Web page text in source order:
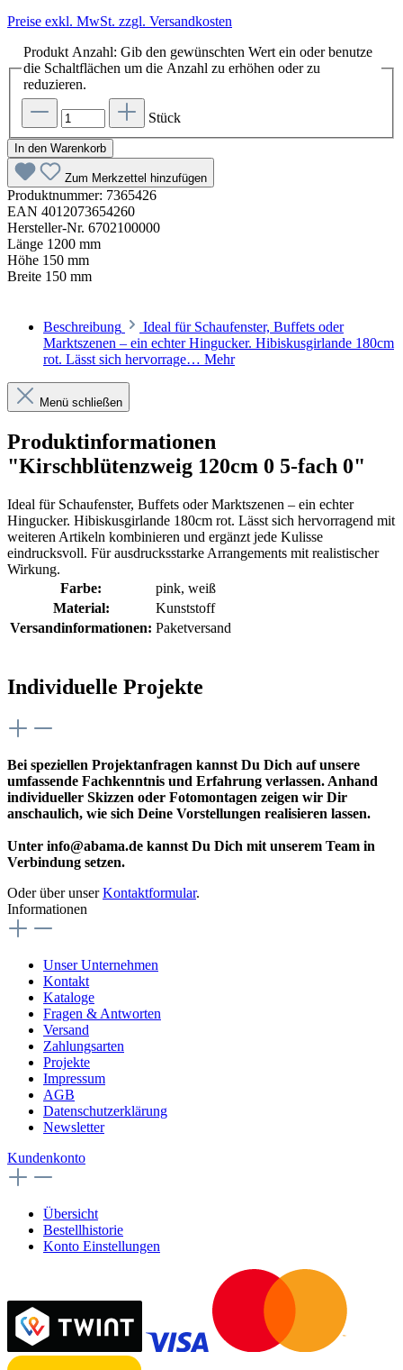
Preise exkl. MwSt. zzgl. Versandkosten
Produkt Anzahl: Gib den gewünschten Wert ein oder benutze
die Schaltflächen um die Anzahl zu erhöhen oder zu
reduzieren.
Stück
In den Warenkorb
Zum Merkzettel hinzufügen
Produktnummer: 7365426
EAN 4012073654260
Hersteller-Nr. 6702100000
Länge 1200 mm
Höhe 150 mm
Breite 150 mm
Beschreibung
Ideal für Schaufenster, Buffets oder
Marktszenen – ein echter Hingucker. Hibiskusgirlande 180cm
rot. Lässt sich hervorrage… Mehr
Menü schließen
Produktinformationen
"Kirschblütenzweig 120cm 0 5-fach 0"
Ideal für Schaufenster, Buffets oder Marktszenen – ein echter
Hingucker. Hibiskusgirlande 180cm rot. Lässt sich hervorragend mit
weiteren Artikeln kombinieren und ergänzt jede Kulisse
eindrucksvoll. Für ausdrucksstarke Arrangements mit realistischer
Wirkung.
Farbe:
pink, weiß
Material:
Kunststoff
Versandinformationen: Paketversand
Individuelle Projekte
Bei speziellen Projektanfragen kannst Du Dich auf unsere
umfassende Fachkenntnis und Erfahrung verlassen. Anhand
individueller Skizzen oder Fotomontagen zeigen wir Dir
anschaulich, wie sich Deine Vorstellungen realisieren lassen.
Unter info@abama.de kannst Du Dich mit unserem Team in
Verbindung setzen.
Oder über unserKontaktformular.
Informationen
Unser Unternehmen
Kontakt
Kataloge
Fragen & Antworten
Versand
Zahlungsarten
Projekte
Impressum
AGB
Datenschutzerklärung
Newsletter
Kundenkonto
Übersicht
Bestellhistorie
Konto Einstellungen